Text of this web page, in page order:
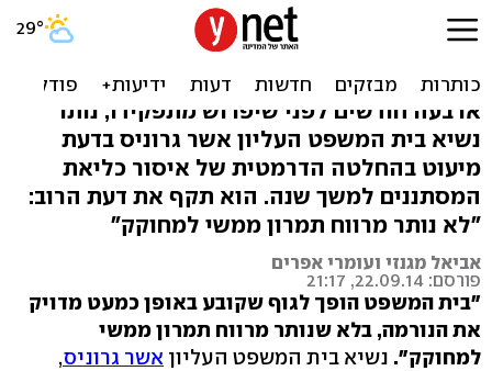
גרוניס בדעת מיעוט:
"ביהמ"ש הפך למחוקק"
ארבעה חודשים לפני שיפרוש מתפקידו, נותר
נשיא בית המשפט העליון אשר גרוניס בדעת
מיעוט בהחלטה הדרמטית של איסור כליאת
המסתננים למשך שנה. הוא תקף את דעת הרוב:
"לא נותר מרווח תמרון ממשי למחוקק"
אביאל מגנזי ועומרי אפרים
פורסם: 22.09.14, 21:17
"בית המשפט הופך לגוף שקובע באופן כמעט מדויק
את הנורמה, בלא שנותר מרווח תמרון ממשי
למחוקק". נשיא בית המשפט העליון אשר גרוניס,